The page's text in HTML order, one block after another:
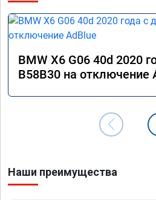
BMW X6 G06 40d 2020
B58B30 на отключение
Наши преимущества